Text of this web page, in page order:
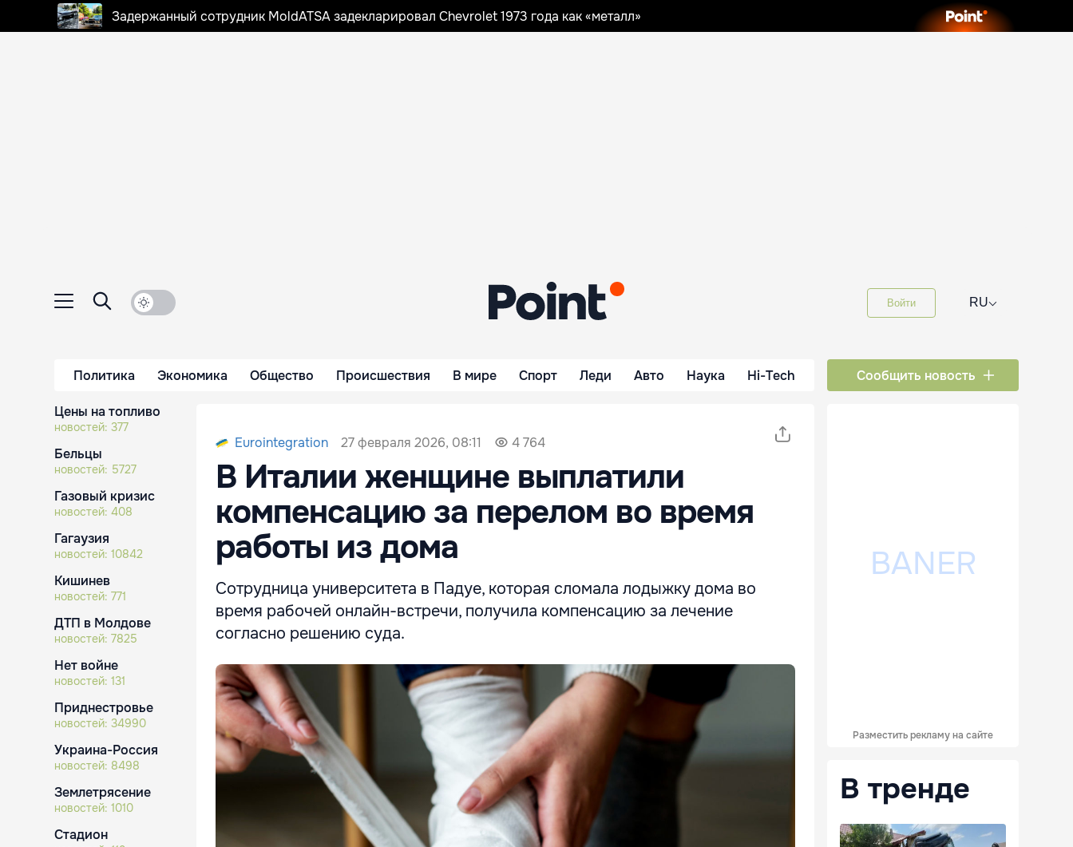
Задержанный сотрудник MoldATSA задекларировал Chevrolet 1973 года как «металл»
Войти RU⌵
Политика Экономика Общество Происшествия В мире Спорт Леди Авто Наука Hi-Tech Сообщить новость
Цены на топливо
новостей: 377
Бельцы
новостей: 5727
Газовый кризис
новостей: 408
Гагаузия
новостей: 10842
Кишинев
новостей: 771
ДТП в Молдове
новостей: 7825
Нет войне
новостей: 131
Приднестровье
новостей: 34990
Украина-Россия
новостей: 8498
Землетрясение
новостей: 1010
Стадион
Eurointegration 27 февраля 2026, 08:11 4 764
В Италии женщине выплатили
компенсацию за перелом во время
работы из дома
Сотрудница университета в Падуе, которая сломала лодыжку дома во
время рабочей онлайн-встречи, получила компенсацию за лечение
согласно решению суда.
Разместить рекламу на сайте
В тренде